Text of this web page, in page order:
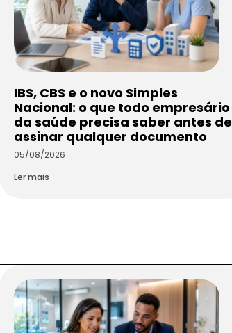
IBS, CBS e o novo Simples
Nacional: o que todo empresário
da saúde precisa saber antes de
assinar qualquer documento
05/08/2026
Ler mais